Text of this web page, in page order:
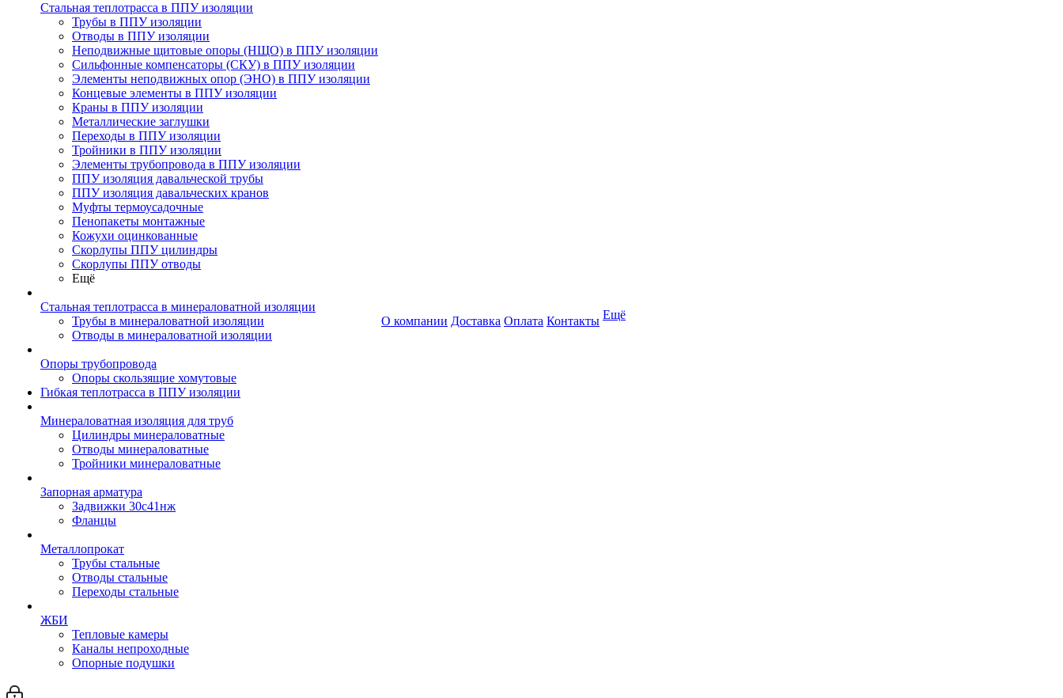
Стальная теплотрасса в ППУ изоляции
Трубы в ППУ изоляции
Отводы в ППУ изоляции
Неподвижные щитовые опоры (НЩО) в ППУ изоляции
Cильфонные компенсаторы (СКУ) в ППУ изоляции
Элементы неподвижных опор (ЭНО) в ППУ изоляции
Концевые элементы в ППУ изоляции
Краны в ППУ изоляции
Металлические заглушки
Переходы в ППУ изоляции
Тройники в ППУ изоляции
Элементы трубопровода в ППУ изоляции
ППУ изоляция давальческой трубы
ППУ изоляция давальческих кранов
Муфты термоусадочные
Пенопакеты монтажные
Кожухи оцинкованные
Скорлупы ППУ цилиндры
Скорлупы ППУ отводы
Ещё
Стальная теплотрасса в минераловатной изоляции
Трубы в минераловатной изоляции
Отводы в минераловатной изоляции
Опоры трубопровода
Опоры скользящие хомутовые
Гибкая теплотрасса в ППУ изоляции
Минераловатная изоляция для труб
Цилиндры минераловатные
Отводы минераловатные
Тройники минераловатные
Запорная арматура
Задвижки 30с41нж
Фланцы
Металлопрокат
Трубы стальные
Отводы стальные
Переходы стальные
ЖБИ
Тепловые камеры
Каналы непроходные
Опорные подушки
О компании Доставка Оплата Контакты Ещё